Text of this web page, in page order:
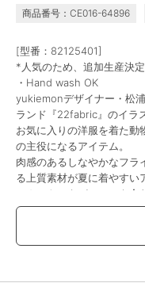
商品番号：CE016-64896
[型番：82125401]
*人気のため、追加生産決定
・Hand wash OK
yukiemonデザイナー・松
ランド『22fabric』のイラ
お気に入りの洋服を着た動
の主役になるアイテム。
肉感のあるしなやかなフラ
る上質素材が夏に着やすい
スカートでもパンツでも
が可愛いデザイン。
オフホワイト、ブラック